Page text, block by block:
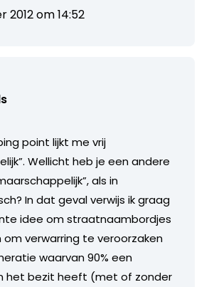
om 14:52
point lijkt me vrij
Wellicht heb je een andere
als in
In dat geval verwijs ik graag
idee om straatnaambordjes
om verwarring te veroorzaken
waarvan 90% een
het bezit heeft (met of zonder